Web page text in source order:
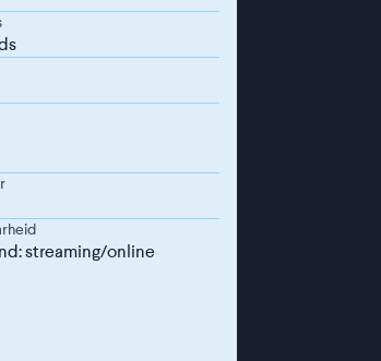
streaming/online